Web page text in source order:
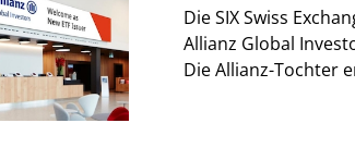
Die SIX Swiss
Allianz Global
Die Allianz-Tochter